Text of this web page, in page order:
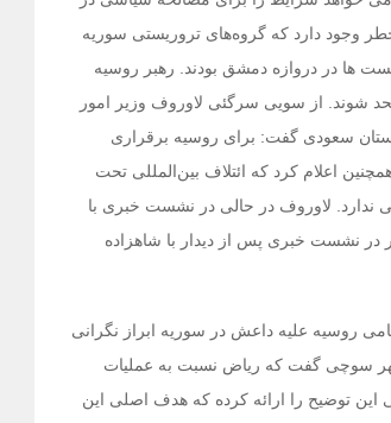
وجود دارد که گروه‌های تروریستی سوریه
ها در دروازه دمشق بودند. رهبر روسیه
شوند. از سویی سرگئی لاوروف وزیر امور
سعودی گفت: برای روسیه برقراری
اعلام کرد که ائتلاف بین‌المللی تحت
ندارد. لاوروف در حالی در نشست خبری با
در نشست خبری پس از دیدار با شاهزاده
روسیه علیه داعش در سوریه ابراز نگرانی
سوچی گفت که ریاض نسبت به عملیات
توضیح را ارائه کرده که هدف اصلی این